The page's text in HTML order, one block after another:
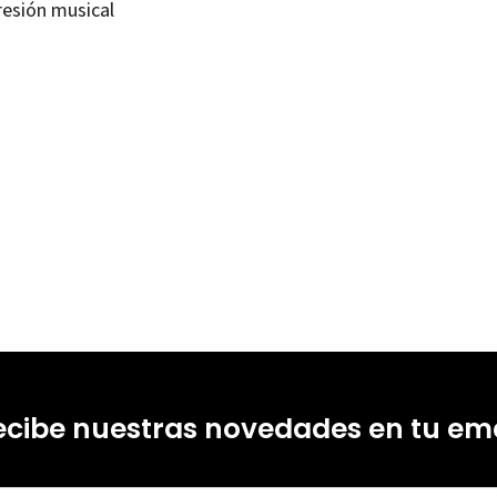
musical
nuestras novedades en tu